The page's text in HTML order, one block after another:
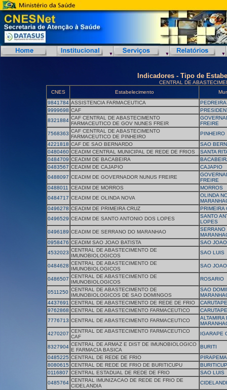
Indicadores - Tipo de
CENTRAL DE
CNES
Estabelecimento
9841784 ASSISTENCIA FARMACEUTICA
9999698 CAF
8321884 CAF CENTRAL DE ABASTECIMENTO
FARMACEUTICO DE GOV NUNES FREIR
FREIRE
7568363 CAF CENTRAL DE ABASTECIMENTO
FARMACEUTICO DE PINHEIRO
PINHEIRO
4221818 CAF DE SAO BERNARDO
SAO
0480460 CEADIM CENTRAL MUNICIPAL DE REDE DE FRIOS
SANTA
0484709 CEADIM DE BACABEIRA
0483567 CEADIM DE CAJAPIO
CAJAPIO
0488097 CEADIM DE GOVERNADOR NUNUS FREIRE
FREIRE
0488011
CEADIM DE MORROS
MORROS
0484717 CEADIM DE OLINDA NOVA
OLINDA
0496278 CEADIM DE PRIMEIRA CRUZ
PRIMEIRA
0496529 CEADIM DE SANTO ANTONIO DOS LOPES
SANTO
LOPES
0496189 CEADIM DE SERRANO DO MARANHAO
SERRANO
0958476 CEADIM SAO JOAO BATISTA
SAO
4532023 CENTRAL DE ABASTECIMENTO DE
IMUNOBIOLOGICOS
SAO LUIS
0484628 CENTRAL DE ABASTECIMENTO DE
IMUNOBIOLOGICOS
SAO
0486507 CENTRAL DE ABASTECIMENTO DE
IMUNOBIOLOGICOS
ROSARIO
0511250 CENTRAL DE ABASTECIMENTO DE
IMUNOBIOLOGICOS DE SAO DOMINGOS
SAO
4437691 CENTRAL DE ABASTECIMENTO DE REDE DE FRIO
9762868 CENTRAL DE ABASTECIMENTO FARMACEUTICO
7776713 CENTRAL DE ABASTECIMENTO FARMACEUTICO
ALTAMIRA
4270207 CENTRAL DE ABASTECIMENTO FARMACEUTICO
CAF
IGARAPE
8327904 CENTRAL DE ARMAZ E DIST DE IMUNOBIOLOGICO
E FARMACIA BASICA
BURITI
0485225 CENTRAL DE REDE DE FRIO
8080615 CENTRAL DE REDE DE FRIO DE BURITICUPU
0116807 CENTRAL ESTADUAL DE REDE DE FRIO
SAO LUIS
0485764 CENTRAL IMUNIZACAO DE REDE DE FRIO DE
CIDELANDIA